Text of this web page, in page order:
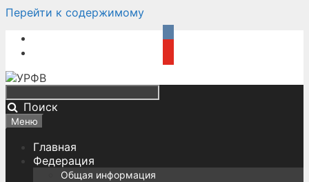
Перейти к содержимому
Поиск
Меню
Главная
Федерация
Общая информация